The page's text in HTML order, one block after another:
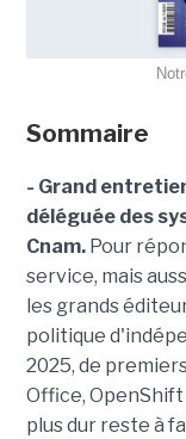
Sommaire
- Grand
déléguée des
Cnam. Pour
service, mais
les grands
politique
2025, de
Office,
plus dur reste à